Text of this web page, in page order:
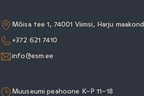
Mõisa tee 1, 74001 Viimsi, Harju maakond
+372 621 7410
info@esm.ee
Muuseumi peahoone K–P 11–18